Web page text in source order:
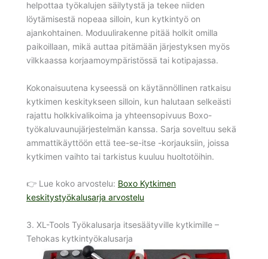
helpottaa työkalujen säilytystä ja tekee niiden
löytämisestä nopeaa silloin, kun kytkintyö on
ajankohtainen. Moduulirakenne pitää holkit omilla
paikoillaan, mikä auttaa pitämään järjestyksen myös
vilkkaassa korjaamoympäristössä tai kotipajassa.
Kokonaisuutena kyseessä on käytännöllinen ratkaisu
kytkimen keskitykseen silloin, kun halutaan selkeästi
rajattu holkkivalikoima ja yhteensopivuus Boxo-
työkaluvaunujärjestelmän kanssa. Sarja soveltuu sekä
ammattikäyttöön että tee-se-itse -korjauksiin, joissa
kytkimen vaihto tai tarkistus kuuluu huoltotöihin.
👉 Lue koko arvostelu: Boxo Kytkimen
keskitystyökalusarja arvostelu
3. XL-Tools Työkalusarja itsesäätyville kytkimille –
Tehokas kytkintyökalusarja